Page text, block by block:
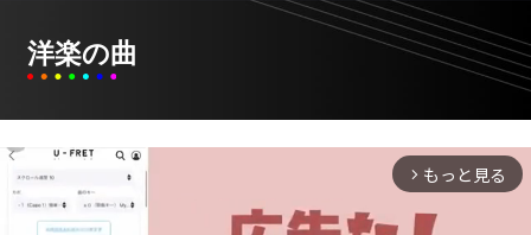
洋楽の曲
arrow_forward_ios もっと見る